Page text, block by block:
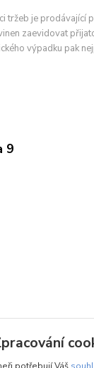
tržeb je prodávající
zaevidovat
výpadku pak
9